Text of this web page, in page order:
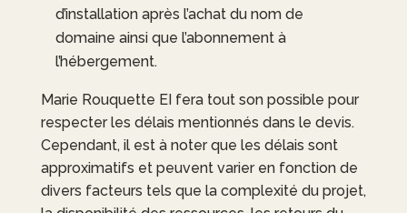
d’installation après l’achat du nom de
domaine ainsi que l’abonnement à
l’hébergement.
Marie Rouquette EIfera tout son possible pour
respecter les délais mentionnés dans le devis.
Cependant, il est à noter que les délais sont
approximatifs et peuvent varier en fonction de
divers facteurs tels que la complexité du projet,